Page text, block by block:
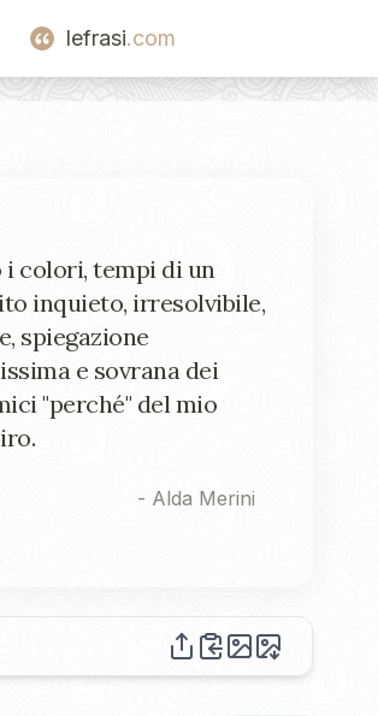
lefrasi.com
i colori, tempi di un
inquieto, irresolvibile,
spiegazione
e sovrana dei
"perché" del mio
- Alda Merini